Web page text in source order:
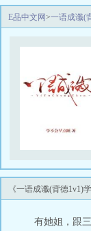
E品中文网>一语成谶(
《一语成谶(背德1v1)
有她姐，跟